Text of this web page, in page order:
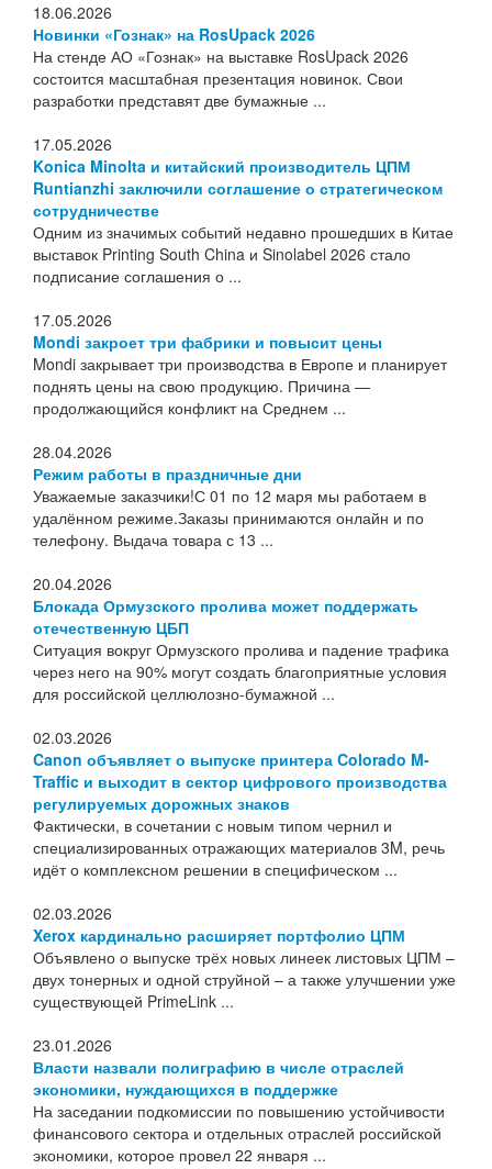
18.06.2026
Новинки «Гознак» на RosUpack 2026
На стенде АО «Гознак» на выставке RosUpack 2026
состоится масштабная презентация новинок. Свои
разработки представят две бумажные ...
17.05.2026
Konica Minolta и китайский производитель ЦПМ
Runtianzhi заключили соглашение о стратегическом
сотрудничестве
Одним из значимых событий недавно прошедших в Китае
выставок Printing South China и Sinolabel 2026 стало
подписание соглашения о ...
17.05.2026
Mondi закроет три фабрики и повысит цены
Mondi закрывает три производства в Европе и планирует
поднять цены на свою продукцию. Причина —
продолжающийся конфликт на Среднем ...
28.04.2026
Режим работы в праздничные дни
Уважаемые заказчики!С 01 по 12 маря мы работаем в
удалённом режиме.Заказы принимаются онлайн и по
телефону. Выдача товара с 13 ...
20.04.2026
Блокада Ормузского пролива может поддержать
отечественную ЦБП
Ситуация вокруг Ормузского пролива и падение трафика
через него на 90% могут создать благоприятные условия
для российской целлюлозно-бумажной ...
02.03.2026
Canon объявляет о выпуске принтера Colorado M-
Traffic и выходит в сектор цифрового производства
регулируемых дорожных знаков
Фактически, в сочетании с новым типом чернил и
специализированных отражающих материалов 3M, речь
идёт о комплексном решении в специфическом ...
02.03.2026
Xerox кардинально расширяет портфолио ЦПМ
Объявлено о выпуске трёх новых линеек листовых ЦПМ –
двух тонерных и одной струйной – а также улучшении уже
существующей PrimeLink ...
23.01.2026
Власти назвали полиграфию в числе отраслей
экономики, нуждающихся в поддержке
На заседании подкомиссии по повышению устойчивости
финансового сектора и отдельных отраслей российской
экономики, которое провел 22 января ...